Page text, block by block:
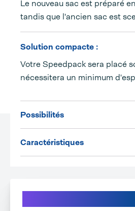
Le nouveau sac est préparé
tandis que l'ancien sac est
Solution compacte :
Votre Speedpack sera placé
nécessitera un minimum
Possibilités
Caractéristiques